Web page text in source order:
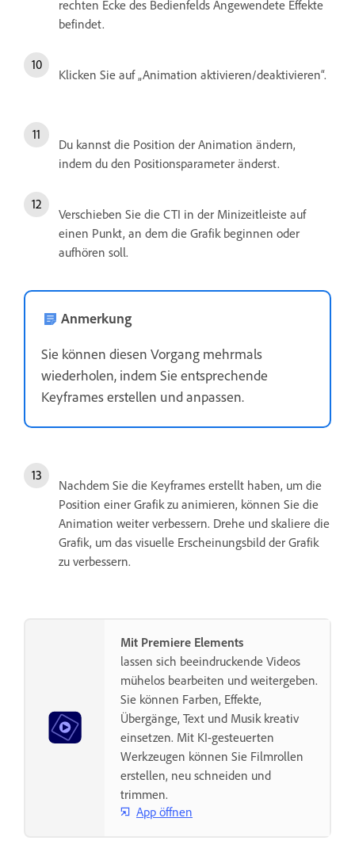
rechten Ecke des Bedienfelds Angewendete Effekte
befindet.
Klicken Sie auf „Animation aktivieren/deaktivieren“.
Du kannst die Position der Animation ändern,
indem du den Positionsparameter änderst.
Verschieben Sie die CTI in der Minizeitleiste auf
einen Punkt, an dem die Grafik beginnen oder
aufhören soll.
Anmerkung
Sie können diesen Vorgang mehrmals
wiederholen, indem Sie entsprechende
Keyframes erstellen und anpassen.
Nachdem Sie die Keyframes erstellt haben, um die
Position einer Grafik zu animieren, können Sie die
Animation weiter verbessern. Drehe und skaliere die
Grafik, um das visuelle Erscheinungsbild der Grafik
zu verbessern.
Mit Premiere Elements
lassen sich beeindruckende Videos
mühelos bearbeiten und weitergeben.
Sie können Farben, Effekte,
Übergänge, Text und Musik kreativ
einsetzen. Mit KI-gesteuerten
Werkzeugen können Sie Filmrollen
erstellen, neu schneiden und
trimmen.
App öffnen